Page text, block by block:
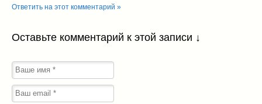
Ответить на этот комментарий »
Оставьте комментарий к этой записи ↓